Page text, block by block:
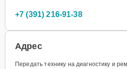
+7 (391) 216-91-38
Адрес
Передать технику на диагностику и